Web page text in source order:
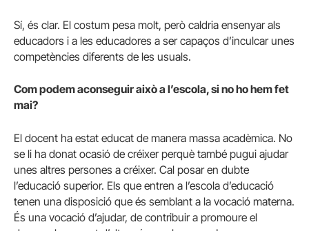
Sí, és clar. El costum pesa molt, però caldria ensenyar als
educadors i a les educadores a ser capaços d’inculcar unes
competències diferents de les usuals.
Com podem aconseguir això a l’escola, si no ho hem fet
mai?
El docent ha estat educat de manera massa acadèmica. No
se li ha donat ocasió de créixer perquè també pugui ajudar
unes altres persones a créixer. Cal posar en dubte
l’educació superior. Els que entren a l’escola d’educació
tenen una disposició que és semblant a la vocació materna.
És una vocació d’ajudar, de contribuir a promoure el